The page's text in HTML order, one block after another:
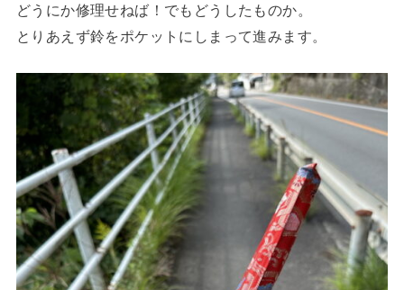
どうにか修理せねば！でもどうしたものか。
とりあえず鈴をポケットにしまって進みます。